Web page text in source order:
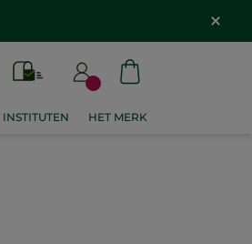
INSTITUTEN HET MERK